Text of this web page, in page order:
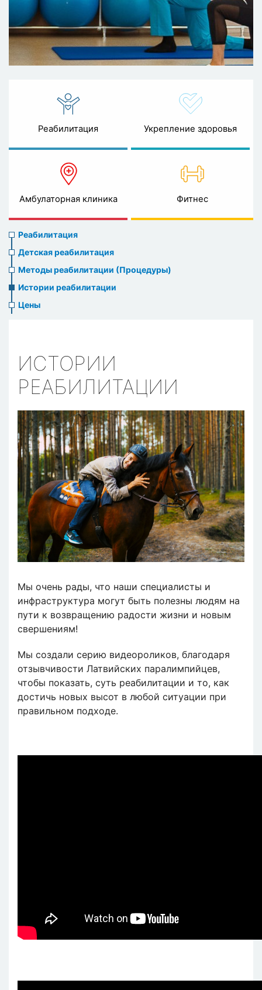
Реабилитация Укрепление здоровья
Амбулаторная клиника Фитнес
Rehabilitation
menu
Реабилитация
Детская реабилитация
Методы реабилитации (Процедуры)
Истории реабилитации
Цены
ИСТОРИИ
РЕАБИЛИТАЦИИ
Мы очень рады, что наши специалисты и
инфраструктура могут быть полезны людям на
пути к возвращению радости жизни и новым
свершениям!
Мы создали серию видеороликов, благодаря
отзывчивости Латвийских паралимпийцев,
чтобы показать, суть реабилитации и то, как
достичь новых высот в любой ситуации при
правильном подходе.